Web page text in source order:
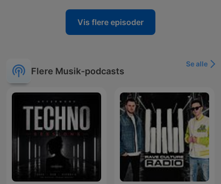
Vis flere episoder
Flere Musik-podcasts
Se alle